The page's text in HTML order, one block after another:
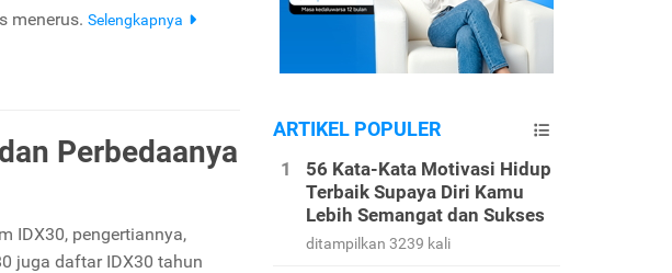
menerus. Selengkapnya
Perbedaanya
IDX30, pengertiannya,
juga daftar IDX30 tahun
ARTIKEL POPULER
56 Kata-Kata Motivasi Hidup
Terbaik Supaya Diri Kamu
Lebih Semangat dan Sukses
ditampilkan 3239 kali